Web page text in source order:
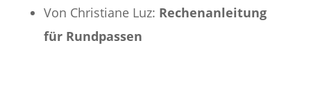
Von Christiane Luz: Rechenanleitung
für Rundpassen